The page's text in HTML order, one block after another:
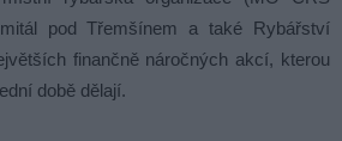
pod Třemšínem a také Rybářství
finančně náročných akcí, kterou
době dělají.